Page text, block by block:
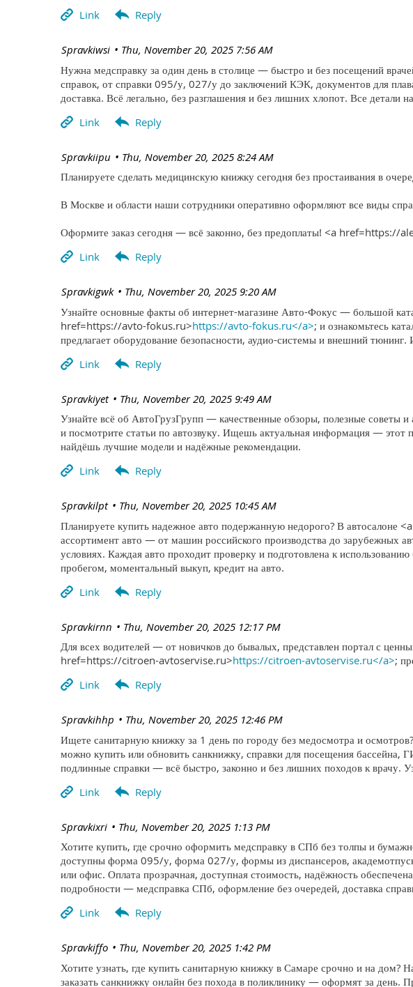
Thu, November 20, 2025 7:56 AM
| Spravkiwsi
Нужна медсправку за один день в столице — быстро и без посещений
справок, от справки 095/у, 027/у до заключений КЭК, документов для
доставка. Всё легально, без разглашения и без лишних хлопот. Все
Thu, November 20, 2025 8:24 AM
| Spravkiipu
Планируете сделать медицинскую книжку сегодня без простаивания в
В Москве и области наши сотрудники оперативно оформляют все виды
Оформите заказ сегодня — всё законно, без предоплаты! <a href=https://
Thu, November 20, 2025 9:20 AM
| Spravkigwk
Узнайте основные факты об интернет-магазине Авто-Фокус — большой
href=https://avto-fokus.ru>https://avto-fokus.ru</a>; и ознакомьтесь
предлагает оборудование безопасности, аудио-системы и внешний
Thu, November 20, 2025 9:49 AM
| Spravkiyet
Узнайте всё об АвтоГрузГрупп — качественные обзоры, полезные
и посмотрите статьи по автозвуку. Ищешь актуальная информация — этот
найдёшь лучшие модели и надёжные рекомендации.
Thu, November 20, 2025 10:45 AM
| Spravkilpt
Планируете купить надежное авто подержанную недорого? В
ассортимент авто — от машин российского производства до зарубежных
условиях. Каждая авто проходит проверку и подготовлена к
пробегом, моментальный выкуп, кредит на авто.
Thu, November 20, 2025 12:17 PM
| Spravkirnn
Для всех водителей — от новичков до бывалых, представлен портал с
href=https://citroen-avtoservise.ru>https://citroen-avtoservise.ru</a>;
Thu, November 20, 2025 12:46 PM
| Spravkihhp
Ищете санитарную книжку за 1 день по городу без медосмотра и
можно купить или обновить санкнижку, справки для посещения
подлинные справки — всё быстро, законно и без лишних походов к врачу.
Thu, November 20, 2025 1:13 PM
| Spravkixri
Хотите купить, где срочно оформить медсправку в СПб без толпы и
доступны форма 095/у, форма 027/у, формы из диспансеров,
или офис. Оплата прозрачная, доступная стоимость, надёжность
подробности — медсправка СПб, оформление без очередей, доставка
Thu, November 20, 2025 1:42 PM
| Spravkiffo
Хотите узнать, где купить санитарную книжку в Самаре срочно и на
заказать санкнижку онлайн без похода в поликлинику — оформят за